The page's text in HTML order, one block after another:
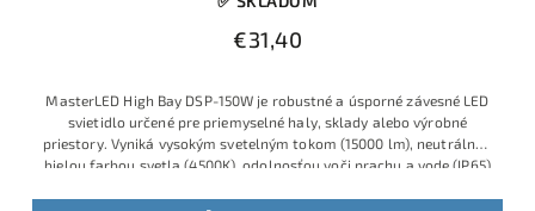
€31,40
MasterLED High Bay DSP-150W je robustné a úsporné závesné LED
svietidlo určené pre priemyselné haly, sklady alebo výrobné
priestory. Vyniká vysokým svetelným tokom (15000 lm), neutrálnou
bielou farbou svetla (4500K), odolnosťou voči prachu a vode (IP65)